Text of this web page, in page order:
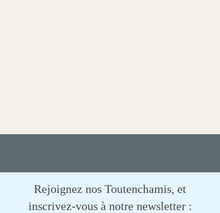
Rejoignez nos Toutenchamis, et
inscrivez-vous à notre newsletter :